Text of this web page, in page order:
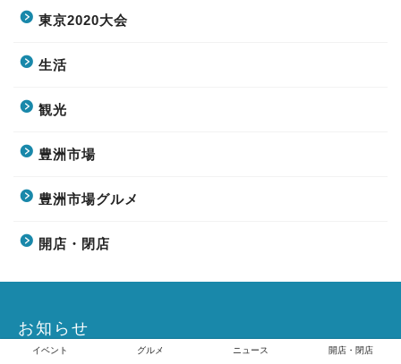
東京2020大会
生活
観光
豊洲市場
豊洲市場グルメ
開店・閉店
お知らせ
イベント グルメ ニュース 開店・閉店